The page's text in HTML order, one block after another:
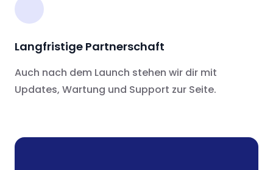
Langfristige Partnerschaft
Auch nach dem Launch stehen wir dir mit
Updates, Wartung und Support zur Seite.